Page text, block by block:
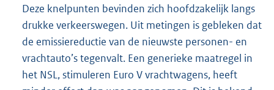
Deze knelpunten bevinden zich hoofdzakelijk langs
drukke verkeerswegen. Uit metingen is gebleken dat
de emissiereductie van de nieuwste personen- en
vrachtauto’s tegenvalt. Een generieke maatregel in
het NSL, stimuleren Euro V vrachtwagens, heeft